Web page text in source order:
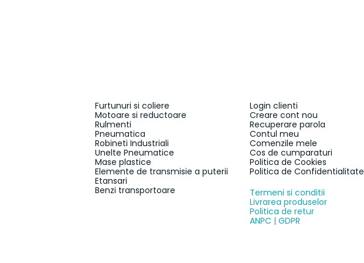
Furtunuri si coliere
Motoare si reductoare
Rulmenti
Pneumatica
Robineti Industriali
Unelte Pneumatice
Mase plastice
Elemente de transmisie a puterii
Etansari
Benzi transportoare
Login clienti
Creare cont nou
Recuperare parola
Contul meu
Comenzile mele
Cos de cumparaturi
Politica de Cookies
Politica de Confidentialitate
Termeni si conditii
Livrarea produselor
Politica de retur
ANPC | GDPR